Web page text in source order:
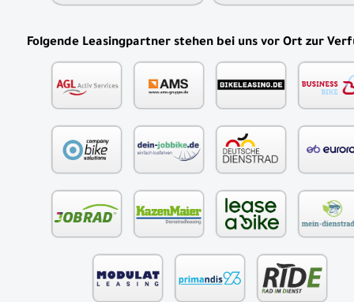
Folgende Leasingpartner stehen bei uns vor Ort zur